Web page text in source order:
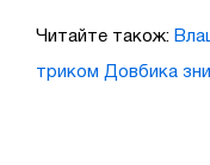
Читайте також:
триком Довбика